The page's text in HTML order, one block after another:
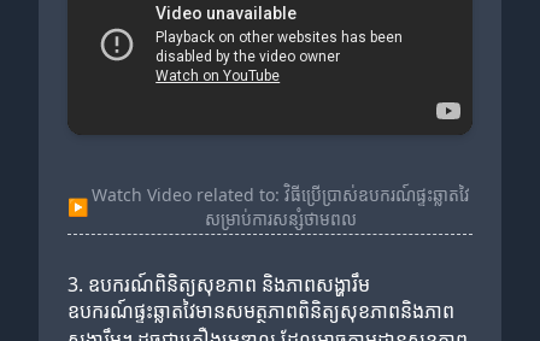
▶
Watch Video related to: វិធីប្រើប្រាស់ឧបករណ៍ផ្ទះឆ្លាតវៃ
សម្រាប់ការសន្សំថាមពល
3. ឧបករណ៍ពិនិត្យសុខភាព និងភាពសង្ហារឹម
ឧបករណ៍ផ្ទះឆ្លាតវៃមានសមត្ថភាពពិនិត្យសុខភាពនិងភាព